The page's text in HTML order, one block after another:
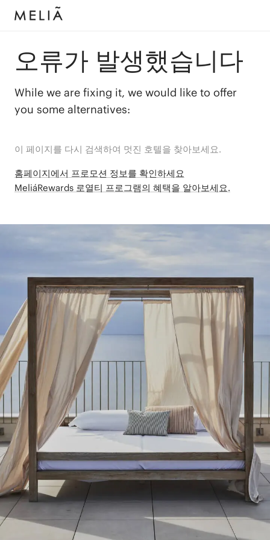
오류가 발생했습니다
While we are fixing it, we would like to offer
you some alternatives:
이 페이지를 다시 검색하여 멋진 호텔을 찾아보세요.
홈페이지에서 프로모션 정보를 확인하세요
MeliáRewards 로열티 프로그램의 혜택을 알아보세요.